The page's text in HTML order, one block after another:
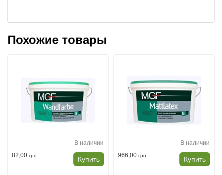
Похожие товары
В наличии
82,00 грн Купить
В наличии
966,00 грн Купить